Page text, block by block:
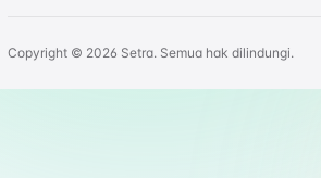
Copyright © 2026 Setra. Semua hak dilindungi.